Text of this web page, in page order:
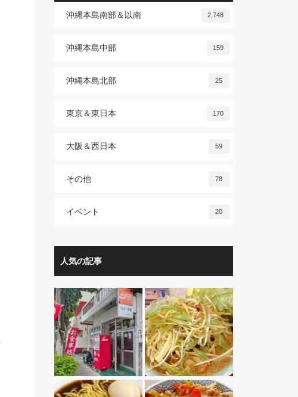
沖縄本島南部＆以南 2,748
沖縄本島中部 159
沖縄本島北部 25
東京＆東日本 170
大阪＆西日本 59
その他 78
イベント 20
人気の記事